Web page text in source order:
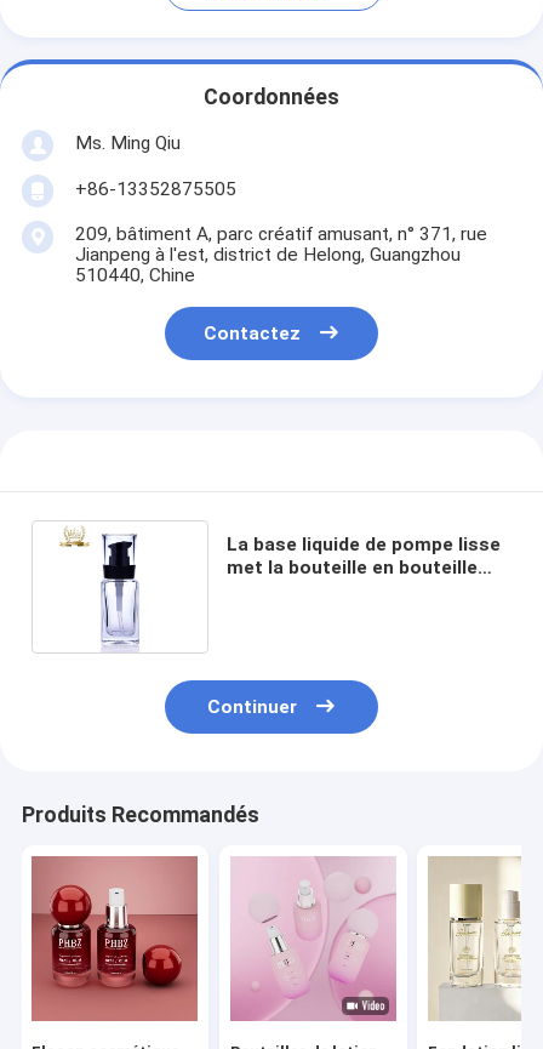
Coordonnées
Ms. Ming Qiu
+86-13352875505
209, bâtiment A, parc créatif amusant, n° 371, rue
Jianpeng à l'est, district de Helong, Guangzhou
510440, Chine
Contactez
La base liquide de pompe lisse
met la bouteille en bouteille
Continuer
Produits Recommandés